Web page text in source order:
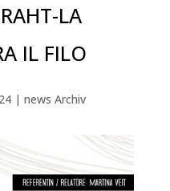
LA
IL FILO
| news Archiv